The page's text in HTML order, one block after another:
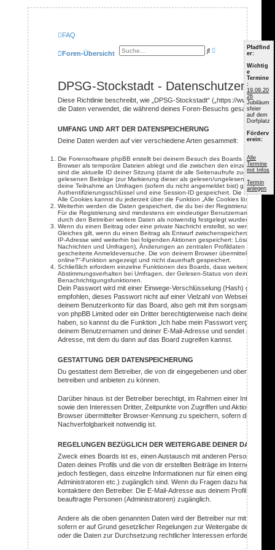
Pfadfind
er:
Wichtig
e
Termine
:
19.09.20
26
Jubiläum
sfeier
auf dem
Dorfplatz
Förderv
erein:
Alle
Termine
mit Infos
Termin
anlegen
FAQ
Foren-Übersicht
S
e
t
e
e
DPSG-Stockstadt -
Diese Richtlinie beschreibt, wie „DPSG-Stockstadt“ („https://www.dpsg-
die Daten verwendet, die während deines Foren-Besuchs gesammelt
UMFANG UND ART DER DATENSPEICHERUNG
Deine Daten werden auf vier verschiedene Arten gesammelt:
Die Forensoftware phpBB erstellt bei deinem Besuch des Boards mehrere
Browser als temporäre Dateien ablegt und die zwischen den einzelnen
sind die aktuelle ID deiner Sitzung (damit dir alle Seitenaufrufe zugeordnet
gelesenen Beiträge (zur Markierung dieser als gelesen/ungelesen; sofern
deine Teilnahme an Umfragen (sofern du nicht angemeldet bist)
Authentifizierungsschlüssel und eine Session-ID gespeichert. Die Cookies
Alle Cookies kannst du jederzeit über die Funktion „Alle Cookies löschen“
Weiterhin werden die Daten gespeichert, die du bei der Registrierung, in
Für die Registrierung sind mindestens ein eindeutiger Benutzername, eine
durch den Betreiber weitere Daten als notwendig festgelegt wurden, so ist
Wenn du einen Beitrag oder eine private Nachricht erstellst, so werden die
Gleiches gilt, wenn du einen Beitrag als Entwurf zwischenspeicherst. In
IP-Adresse wird weiterhin bei folgenden Aktionen gespeichert: Löschen
Nachrichten und Umfragen), Änderungen an zentralen Profildaten (E-Mail-
gescheiterte Anmeldeversuche. Die von deinem Browser übermittelte
online?“-Funktion angezeigt und nicht dauerhaft gespeichert.
Schließlich erfordern einzelne Funktionen des Boards, dass weitere Daten
Abstimmungsverhalten bei Umfragen, der Gelesen-Status von deinen
Benachrichtigungsfunktionen.
Dein Passwort wird mit einer Einwege-Verschlüsselung (Hash)
empfohlen, dieses Passwort nicht auf einer Vielzahl von Webseiten zu
deinem Benutzerkonto für das Board, also geh mit ihm sorgsam um.
von phpBB Limited oder ein Dritter berechtigterweise nach deinem
haben, so kannst du die Funktion „Ich habe mein Passwort vergessen“
deinem Benutzernamen und deiner E-Mail-Adresse und sendet
Adresse, mit dem du dann auf das Board zugreifen kannst.
GESTATTUNG DER DATENSPEICHERUNG
Du gestattest dem Betreiber, die von dir eingegebenen und oben näher
betreiben und anbieten zu können.
Darüber hinaus ist der Betreiber berechtigt, im Rahmen einer
sowie den Interessen Dritter, Zeitpunkte von Zugriffen und Aktionen
Browser übermittelter Browser-Kennung zu speichern, sofern dies zur
Nachverfolgbarkeit notwendig ist.
REGELUNGEN BEZÜGLICH DER WEITERGABE DEINER DATEN
Zweck eines Boards ist es, einen Austausch mit anderen Personen zu
Daten deines Profils und die von dir erstellten Beiträge im Internet
jedoch festlegen, dass einzelne Informationen nur für einen
Administratoren etc.) zugänglich sind. Wenn du Fragen dazu hast,
kontaktiere den Betreiber. Die E-Mail-Adresse aus deinem Profil ist
beauftragte Personen (Administratoren) zugänglich.
Andere als die oben genannten Daten wird der Betreiber nur mit deiner
sofern er auf Grund gesetzlicher Regelungen zur Weitergabe der
oder die Daten zur Durchsetzung rechtlicher Interessen erforderlich sind.